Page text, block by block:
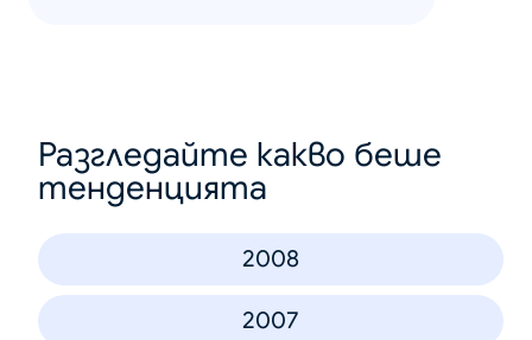
Разгледайте какво беше
тенденцията
2008
2007